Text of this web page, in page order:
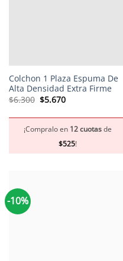
Colchon 1 Plaza Espuma De
Alta Densidad Extra Firme
$6.300 El
precio
era:
$6.300.
$5.670El
precio
es:
$5.670.
¡Compralo en 12 cuotasde
$525!
-10%